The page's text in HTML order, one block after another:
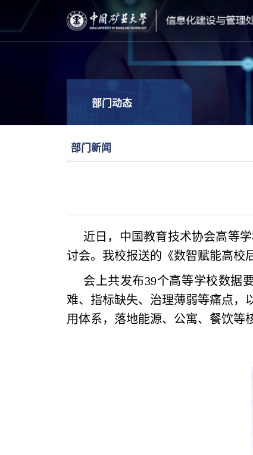
部门动态
部门新闻
近日，中国教育技术协会高等
讨会。我校报送的《数智赋能高校
会上共发布39个高等学校数据
难、指标缺失、治理薄弱等痛点，
用体系，落地能源、公寓、餐饮等